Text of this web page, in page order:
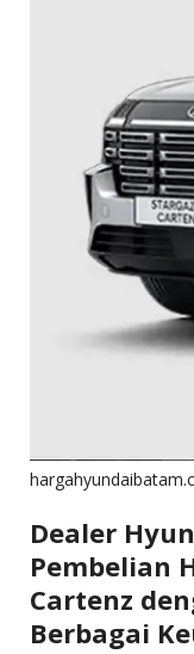
Dealer
Pembelian
Cartenz
Berbagai